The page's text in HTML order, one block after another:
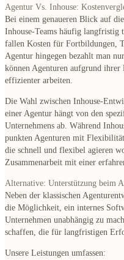
Agentur Vs. Inhouse:
Bei einem genaueren Blick auf
Inhouse-Teams häufig langfristig
fallen Kosten für Fortbildungen,
Agentur hingegen bezahlt man
können Agenturen aufgrund ihrer
effizienter arbeiten.
Die Wahl zwischen Inhouse-
einer Agentur hängt von den
Unternehmens ab. Während
punkten Agenturen mit
die schnell und flexibel agieren
Zusammenarbeit mit einer
Alternative: Unterstützung beim
Neben der klassischen
die Möglichkeit, ein internes
Unternehmen unabhängig zu
schaffen, die für langfristigen
Unsere Leistungen umfassen: